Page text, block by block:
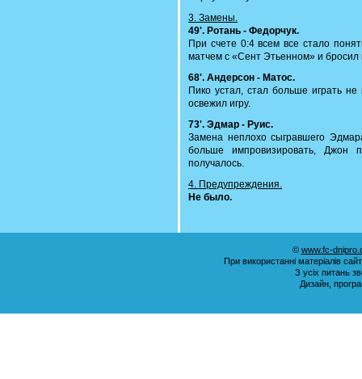
3. Замены.
49'. Ротань - Федорчук.
При счете 0:4 всем все стало
матчем с «Сент Этьенном» и бросил
68'. Андерсон - Матос.
Пико устал, стал больше играть
освежил игру.
73'. Эдмар - Руис.
Замена неплохо сыгравшего
больше импровизировать, Джон
получалось.
4. Предупреждения.
Не было.
© www.fc-
При використанні матеріалів
З усіх питань
Дизайн,